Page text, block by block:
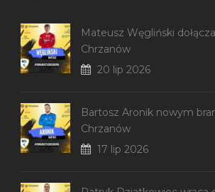
Mateusz Węgliński
Chrzanów
20 lip 2026
Bartosz Aronik nowym
Chrzanów
17 lip 2026